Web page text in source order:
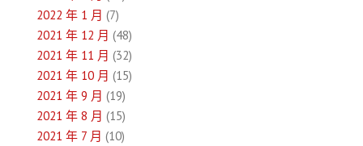
2022 年 1 月 (7)
2021 年 12 月 (48)
2021 年 11 月 (32)
2021 年 10 月 (15)
2021 年 9 月 (19)
2021 年 8 月 (15)
2021 年 7 月 (10)